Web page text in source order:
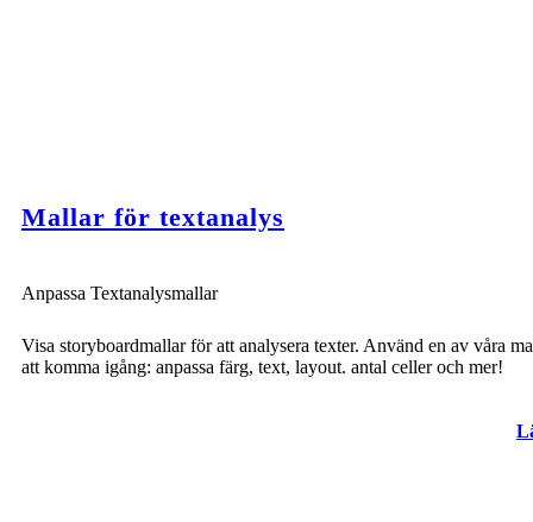
Mallar för textanalys
Anpassa Textanalysmallar
Visa storyboardmallar för att analysera texter. Använd en av våra
att komma igång: anpassa färg, text, layout. antal celler och mer!